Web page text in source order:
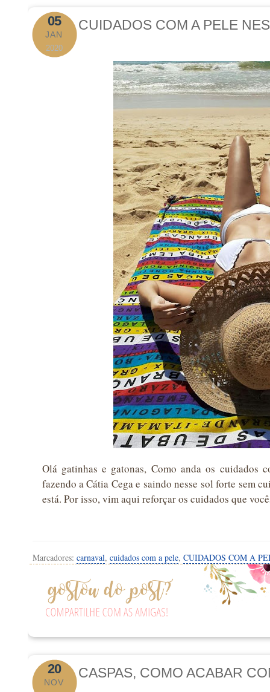
05
JAN
2020
CUIDADOS COM A PELE
Olá gatinhas e gatonas, Como anda os cuidados
fazendo a Cátia Cega e saindo nesse sol forte sem
está. Por isso, vim aqui reforçar os cuidados que
Marcadores: carnaval, cuidados com a pele, CUIDADOS COM A
20
NOV
CASPAS, COMO ACABAR